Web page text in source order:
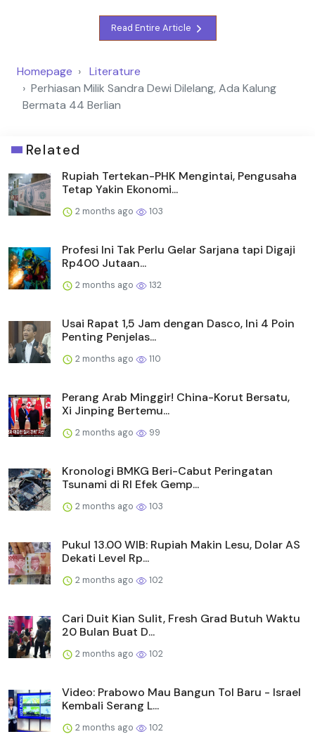
Read Entire Article
Homepage
Literature
Perhiasan Milik Sandra Dewi Dilelang, Ada Kalung
Bermata 44 Berlian
Related
Rupiah Tertekan-PHK Mengintai, Pengusaha
Tetap Yakin Ekonomi...
2 months ago 103
Profesi Ini Tak Perlu Gelar Sarjana tapi Digaji
Rp400 Jutaan...
2 months ago 132
Usai Rapat 1,5 Jam dengan Dasco, Ini 4 Poin
Penting Penjelas...
2 months ago 110
Perang Arab Minggir! China-Korut Bersatu,
Xi Jinping Bertemu...
2 months ago 99
Kronologi BMKG Beri-Cabut Peringatan
Tsunami di RI Efek Gemp...
2 months ago 103
Pukul 13.00 WIB: Rupiah Makin Lesu, Dolar AS
Dekati Level Rp...
2 months ago 102
Cari Duit Kian Sulit, Fresh Grad Butuh Waktu
20 Bulan Buat D...
2 months ago 102
Video: Prabowo Mau Bangun Tol Baru - Israel
Kembali Serang L...
2 months ago 102